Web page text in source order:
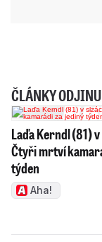
ČLÁNKY
Laďa Kerndl (81)
Čtyři mrtví
týden
Aha!